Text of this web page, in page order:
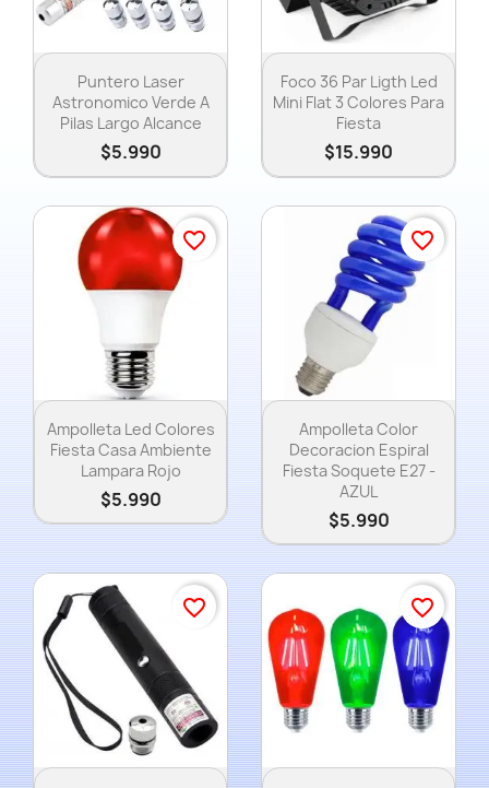
Vista rápida
Puntero Laser
Astronomico Verde A
Pilas Largo Alcance
$5.990
 Vista rápida
Foco 36 Par Ligth Led
Mini Flat 3 Colores Para
Fiesta
$15.990
Vista rápida
Ampolleta Led Colores
Fiesta Casa Ambiente
Lampara Rojo
$5.990
favorite_border
Vista rápida
Ampolleta Color
Decoracion Espiral
Fiesta Soquete E27 -
AZUL
$5.990
favorite_border
favorite_border favorite_border
Nombre de la lista de deseos
Cancelar
Crear lista de deseos